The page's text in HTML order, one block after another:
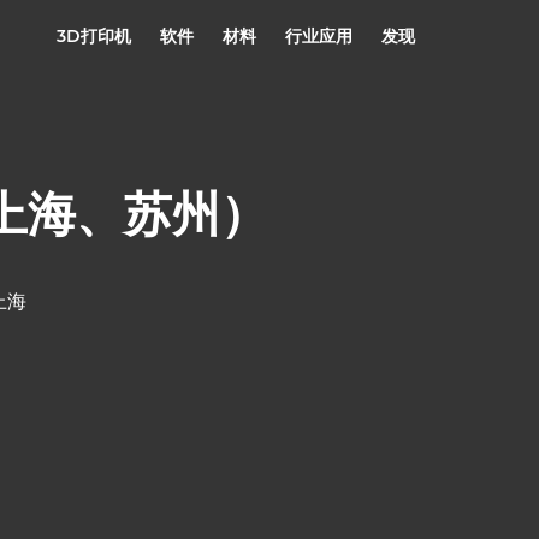
3D打印机 软件 材料 行业应用 发现
、苏州）
海